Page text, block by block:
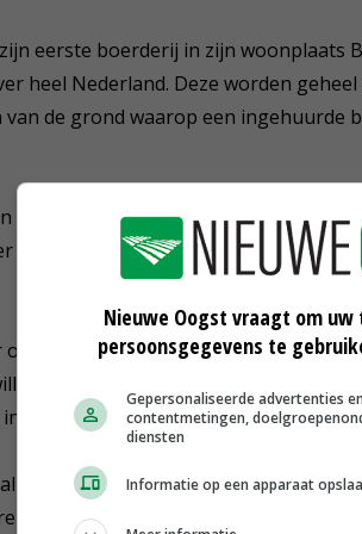
eerste boerderij in zijn woonplaats
heel Nederland. Deze worden
de grond waarop een ingehuurde
beweging gaande is', geeft
bedrijfsmodel in te voeren, voedsel
het gangbare landbouwsysteem.
een systeem ernaast zetten en de
de sector. We hebben elkaar heel
het aantal deelnemers groeit hard,
en in het tweede jaar verdubbelde we
Nieuwe Oogst vraagt om
persoonsgegevens te
Gepersonaliseerde advertenties
contentmetingen,
diensten
Informatie op een apparaat